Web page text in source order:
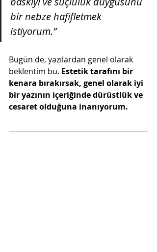
bir nebze hafifletmek
istiyorum.”
Bugün de, yazılardan genel olarak
beklentim bu. Estetik tarafını bir
kenara bırakırsak, genel olarak iyi
bir yazının içeriğinde dürüstlük ve
cesaret olduğuna inanıyorum.